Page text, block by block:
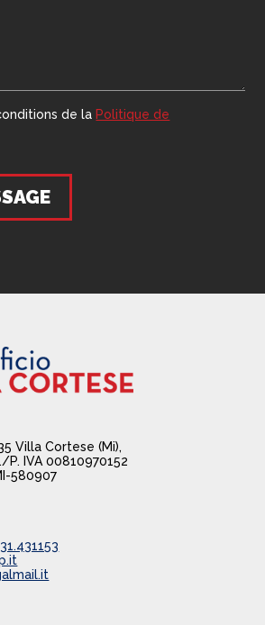
de la Politique de
Villa Cortese (Mi),
P. IVA 00810970152
580907